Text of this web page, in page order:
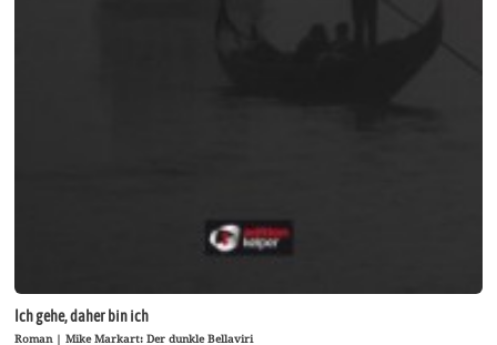
Ich gehe, daher bin ich
Roman | Mike Markart: Der dunkle Bellaviri